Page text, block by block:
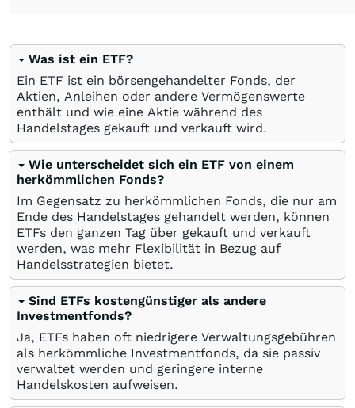
Was ist ein ETF?
Ein ETF ist ein börsengehandelter Fonds, der
Aktien, Anleihen oder andere Vermögenswerte
enthält und wie eine Aktie während des
Handelstages gekauft und verkauft wird.
Wie unterscheidet sich ein ETF von einem
herkömmlichen Fonds?
Im Gegensatz zu herkömmlichen Fonds, die nur am
Ende des Handelstages gehandelt werden, können
ETFs den ganzen Tag über gekauft und verkauft
werden, was mehr Flexibilität in Bezug auf
Handelsstrategien bietet.
Sind ETFs kostengünstiger als andere
Investmentfonds?
Ja, ETFs haben oft niedrigere Verwaltungsgebühren
als herkömmliche Investmentfonds, da sie passiv
verwaltet werden und geringere interne
Handelskosten aufweisen.